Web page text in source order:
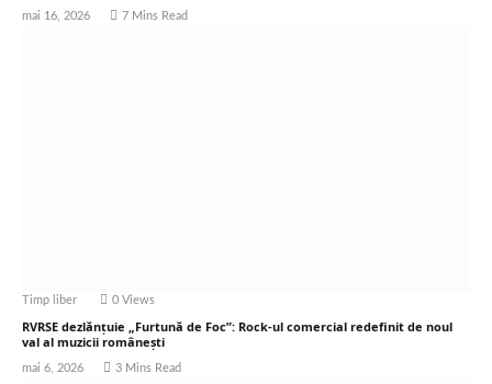
mai 16, 2026 7 Mins Read
Timp liber 0 Views
RVRSE dezlănțuie „Furtună de Foc”: Rock-ul comercial redefinit de noul
val al muzicii românești
mai 6, 2026 3 Mins Read